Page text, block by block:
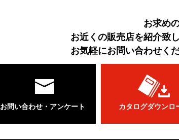
お求め
お近くの販売店を紹介致し
お気軽にお問い合わせくだ
お問い合わせ・アンケート カタログダウンロ